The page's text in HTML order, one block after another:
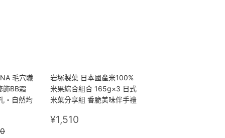
毛穴職
飾BB霜
・自然均
岩塚製菓 日本國產米100%
米果綜合組合 165g×3 日式
米菓分享組 香脆美味伴手禮
定
價
¥1,510